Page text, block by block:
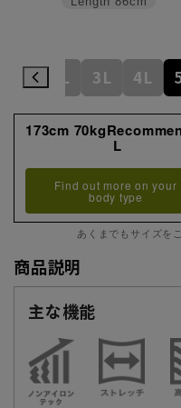
LL 3L 4L
173cm
L
Find out more on your
body type
あくまでもサイズを
商品説明
主な機能